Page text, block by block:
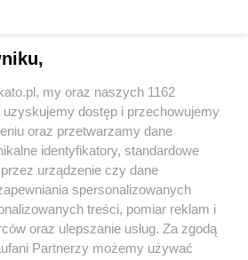
regulamin korzystania z portali
Skontaktuj sięz nami
my oraz naszych 1162
uzyskujemy dostęp i przechowujemy
oraz przetwarzamy dane
identyfikatory, standardowe
urządzenie czy dane
spersonalizowanych
treści, pomiar reklam i
oraz ulepszanie usług. Za zgodą
Partnerzy możemy używać